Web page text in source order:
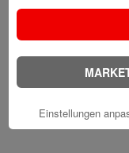
30.
Einstellungen